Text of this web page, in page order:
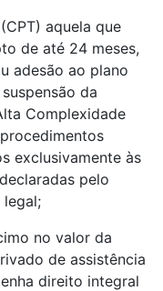
aquela que
de até 24 meses,
adesão ao plano
da
Complexidade
exclusivamente às
pelo
legal;
no valor da
de assistência
direito integral